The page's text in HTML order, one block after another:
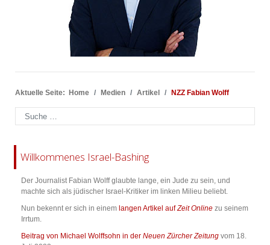
Aktuelle Seite: Home Medien Artikel NZZ Fabian Wolff
Suchen
Willkommenes Israel-Bashing
Der Journalist Fabian Wolff glaubte lange, ein Jude zu sein, und
machte sich als jüdischer Israel-Kritiker im linken Milieu beliebt.
Nun bekennt er sich in einem langen Artikel aufZeit Online zu seinem
Irrtum.
Beitrag von Michael Wolffsohn in der Neuen Zürcher Zeitung vom 18.